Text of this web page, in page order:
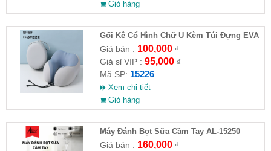
Giỏ hàng
Gối Kê Cổ Hình Chữ U Kèm Túi Đựng EVA
Giá bán : 100,000₫
Giá sỉ VIP : 95,000₫
Mã SP: 15226
Xem chi tiết
Giỏ hàng
Máy Đánh Bọt Sữa Cầm Tay AL-15250
Giá bán : 160,000₫